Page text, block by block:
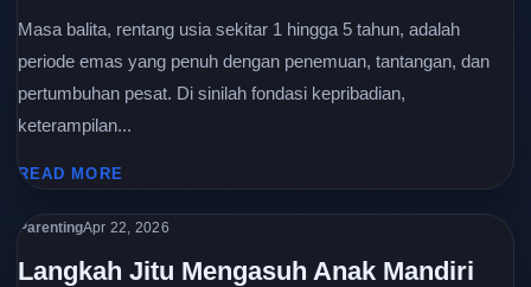
Masa balita, rentang usia sekitar 1 hingga 5 tahun, adalah
periode emas yang penuh dengan penemuan, tantangan, dan
pertumbuhan pesat. Di sinilah fondasi kepribadian,
keterampilan...
READ MORE
ParentingApr 22, 2026
Langkah Jitu Mengasuh Anak Mandiri